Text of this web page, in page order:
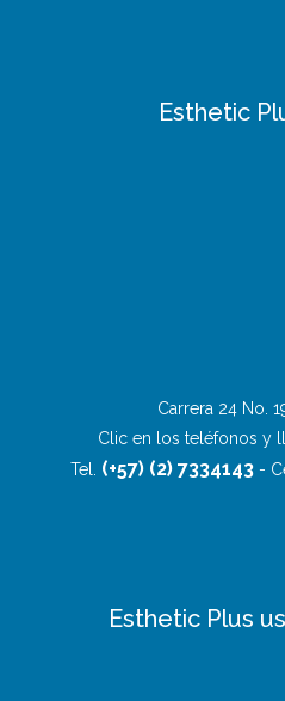
Esthetic
Carrera 24 No.
Clic en los teléfonos y
Tel. (+57) (2) 7334143 -
Esthetic Plus